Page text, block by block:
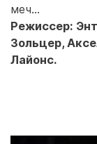
меч…
Режиссер:
Зольцер,
Лайонс.